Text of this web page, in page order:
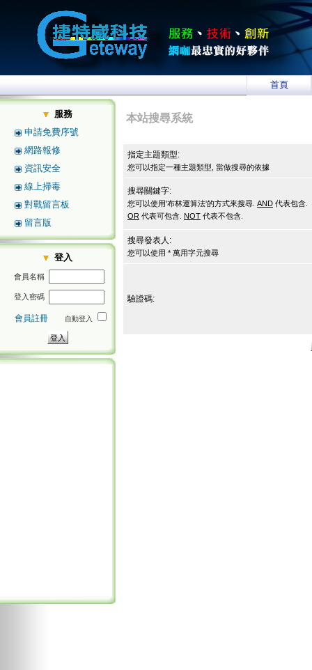
首頁
服務
申請免費序號
網路報修
資訊安全
線上掃毒
對戰留言板
留言版
登入
會員名稱
登入密碼
會員註冊 自動登入
本站搜尋系統
指定主題類型:
您可以指定一種主題類型, 當做搜尋的依據
搜尋關鍵字:
您可以使用'布林運算法'的方式來搜尋. AND 代表包含.
OR 代表可包含. NOT 代表不包含.
搜尋發表人:
您可以使用 * 萬用字元搜尋
驗證碼: